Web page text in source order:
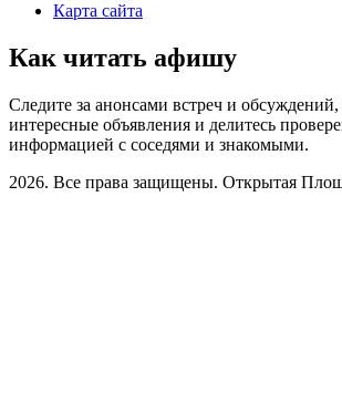
Карта сайта
Как читать афишу
Следите за анонсами встреч и обсуждений,
интересные объявления и делитесь
информацией с соседями и знакомыми.
2026. Все права защищены. Открытая